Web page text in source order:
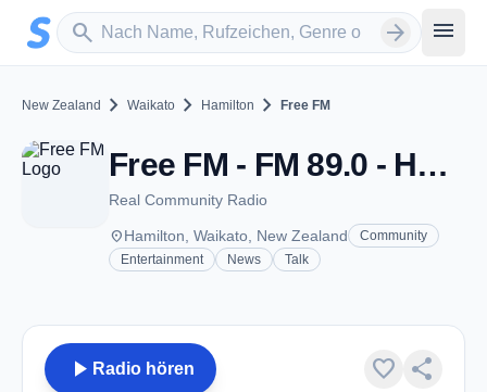
Zum Hauptinhalt springen
search
Sender suchen arrow_forward menu
New Zealand chevron_right Waikato chevron_right Hamilton chevron_right Free FM
Free FM - FM 89.0 - Hamilton
Real Community Radio
placeHamilton, Waikato, New Zealand
Community
Entertainment
News Talk
play_arrow Radio hören favorite share